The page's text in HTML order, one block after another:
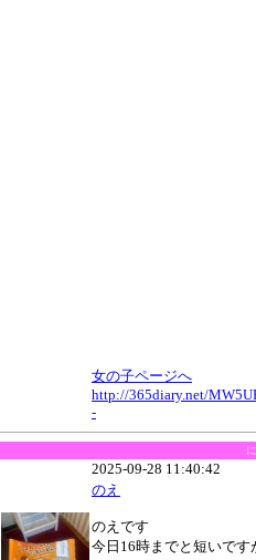
女の子ページへ
http://365diary.net/
-
2025-09-28 11:40:42
のえ
のえです
今日16時までと短いです